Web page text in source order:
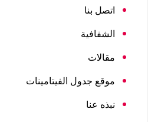
اتصل بنا
الشفافية
مقالات
موقع جدول الفيتامينات
نبذه عنا